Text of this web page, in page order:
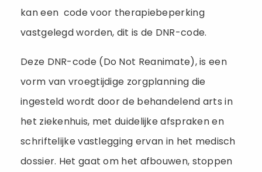
kan een code voor therapiebeperking
vastgelegd worden, dit is de DNR-code.
Deze DNR-code (Do Not Reanimate), is een
vorm van vroegtijdige zorgplanning die
ingesteld wordt door de behandelend arts in
het ziekenhuis, met duidelijke afspraken en
schriftelijke vastlegging ervan in het medisch
dossier. Het gaat om het afbouwen, stoppen